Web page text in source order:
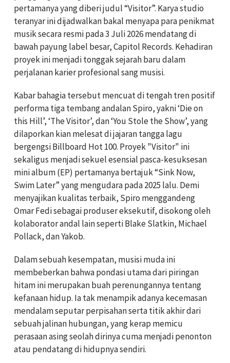
pertamanya yang diberi judul “Visitor”. Karya studio
teranyar ini dijadwalkan bakal menyapa para penikmat
musik secara resmi pada 3 Juli 2026 mendatang di
bawah payung label besar, Capitol Records. Kehadiran
proyek ini menjadi tonggak sejarah baru dalam
perjalanan karier profesional sang musisi.
Kabar bahagia tersebut mencuat di tengah tren positif
performa tiga tembang andalan Spiro, yakni ‘Die on
this Hill’, ‘The Visitor’, dan ‘You Stole the Show’, yang
dilaporkan kian melesat di jajaran tangga lagu
bergengsi Billboard Hot 100. Proyek "Visitor" ini
sekaligus menjadi sekuel esensial pasca-kesuksesan
mini album (EP) pertamanya bertajuk “Sink Now,
Swim Later” yang mengudara pada 2025 lalu. Demi
menyajikan kualitas terbaik, Spiro menggandeng
Omar Fedi sebagai produser eksekutif, disokong oleh
kolaborator andal lain seperti Blake Slatkin, Michael
Pollack, dan Yakob.
Dalam sebuah kesempatan, musisi muda ini
membeberkan bahwa pondasi utama dari piringan
hitam ini merupakan buah perenungannya tentang
kefanaan hidup. Ia tak menampik adanya kecemasan
mendalam seputar perpisahan serta titik akhir dari
sebuah jalinan hubungan, yang kerap memicu
perasaan asing seolah dirinya cuma menjadi penonton
atau pendatang di hidupnya sendiri.